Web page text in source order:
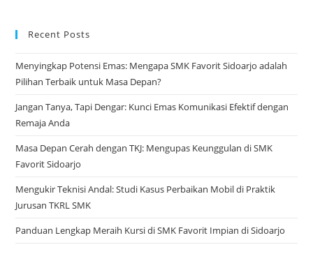
Recent Posts
Menyingkap Potensi Emas: Mengapa SMK Favorit Sidoarjo adalah
Pilihan Terbaik untuk Masa Depan?
Jangan Tanya, Tapi Dengar: Kunci Emas Komunikasi Efektif dengan
Remaja Anda
Masa Depan Cerah dengan TKJ: Mengupas Keunggulan di SMK
Favorit Sidoarjo
Mengukir Teknisi Andal: Studi Kasus Perbaikan Mobil di Praktik
Jurusan TKRL SMK
Panduan Lengkap Meraih Kursi di SMK Favorit Impian di Sidoarjo